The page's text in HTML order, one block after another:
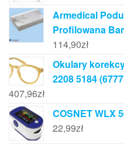
Armedical
Profilowana
114,90zł
Okulary
2208 5184
407,96zł
COSNET WLX
22,99zł